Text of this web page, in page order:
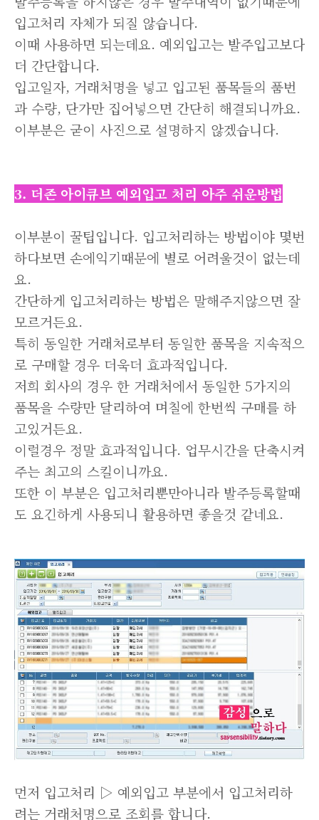
입고처리 자체가 되질 않습니다.
이때 사용하면 되는데요. 예외입고는 발주입고보다
더 간단합니다.
입고일자, 거래처명을 넣고 입고된 품목들의 품번
과 수량, 단가만 집어넣으면 간단히 해결되니까요.
이부분은 굳이 사진으로 설명하지 않겠습니다.
3. 더존 아이큐브 예외입고 처리 아주 쉬운방법
이부분이 꿀팁입니다. 입고처리하는 방법이야 몇번
하다보면 손에익기때문에 별로 어려울것이 없는데
요.
간단하게 입고처리하는 방법은 말해주지않으면 잘
모르거든요.
특히 동일한 거래처로부터 동일한 품목을 지속적으
로 구매할 경우 더욱더 효과적입니다.
저희 회사의 경우 한 거래처에서 동일한 5가지의
품목을 수량만 달리하여 며칠에 한번씩 구매를 하
고있거든요.
이럴경우 정말 효과적입니다. 업무시간을 단축시켜
주는 최고의 스킬이니까요.
또한 이 부분은 입고처리뿐만아니라 발주등록할때
도 요긴하게 사용되니 활용하면 좋을것 같네요.
먼저 입고처리 ▷ 예외입고 부분에서 입고처리하
려는 거래처명으로 조회를 합니다.